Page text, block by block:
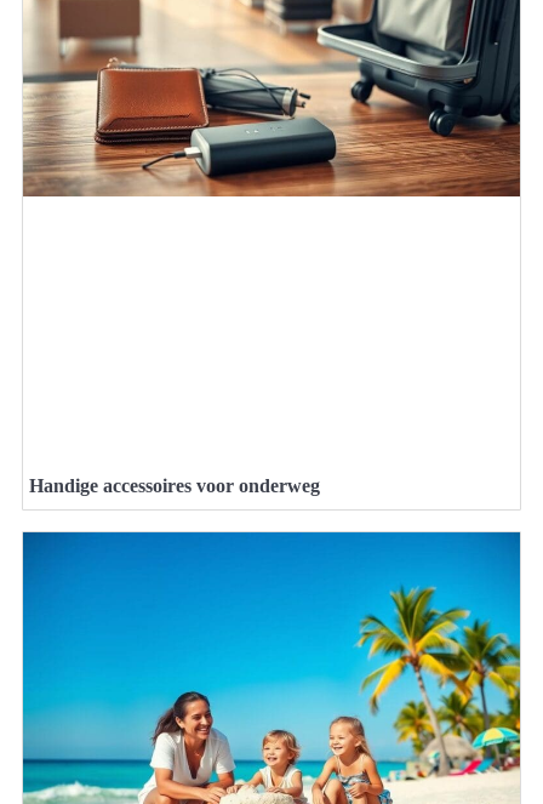
Handige accessoires voor onderweg